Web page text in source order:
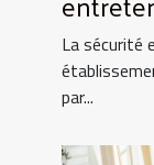
La sécurité
par...